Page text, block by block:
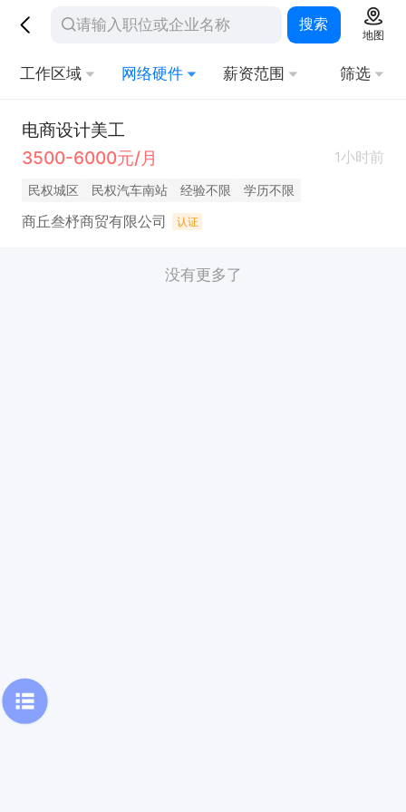
搜索
地图
工作区域 网络硬件 薪资范围 筛选
电商设计美工
3500-6000元/月
1小时前
民权城区 民权汽车南站 经验不限 学历不限
商丘叁杼商贸有限公司 认证
没有更多了